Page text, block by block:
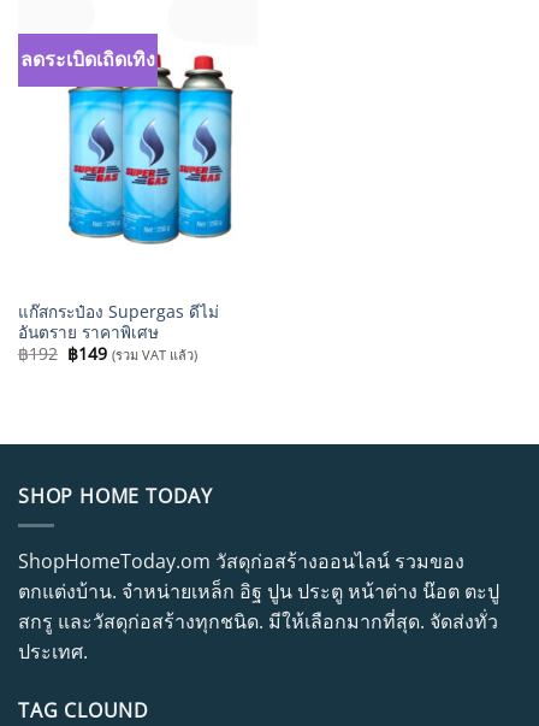
ลดระเบิดเถิดเทิง
แก๊สกระป๋อง Supergas ดีไม่
อันตราย ราคาพิเศษ
฿192 Original
price
฿149Current
price
(รวม VAT แล้ว)
SHOP HOME TODAY
ShopHomeToday.om วัสดุก่อสร้างออนไลน์ รวมของ
ตกแต่งบ้าน. จำหน่ายเหล็ก อิฐ ปูน ประตู หน้าต่าง น๊อต ตะปู
สกรู และวัสดุก่อสร้างทุกชนิด. มีให้เลือกมากที่สุด. จัดส่งทั่ว
ประเทศ.
TAG CLOUND